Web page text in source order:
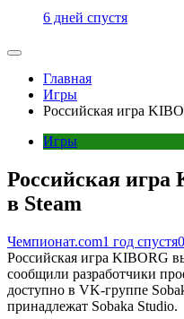
6 дней спустя
Главная
Игры
Российская игра
Игры
Российская
в Steam
Чемпионат.com1 год спустя0
Российская игра KIBORG
сообщили разработчики
доступно в VK-группе
принадлежат Sobaka Studio.